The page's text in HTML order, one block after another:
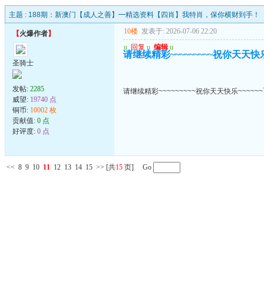
主题 : 188期：新澳门【成人之善】━精选资料【四肖】我特肖，保你横财到手！
【火爆作者】
圣骑士
发帖: 2285
威望: 19740 点
铜币: 10002 枚
贡献值: 0 点
好评度: 0 点
10楼 发表于: 2026-07-06 22:20
u 回复 u 编辑 u
请继续精彩~~~~~~~~~祝你天天快
请继续精彩~~~~~~~~~祝你天天快乐
<< 8 9 10 11 12 13 14 15 >> [共15 页] Go